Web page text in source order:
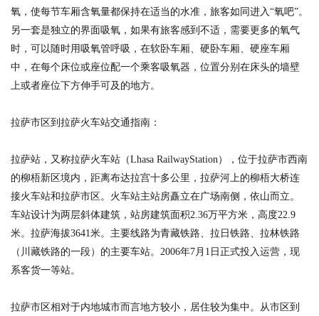
氧，使每节车厢含氧量都保持在适当的水准，旅客如同进入“氧吧”。
另一套是独立的界面吸氧，如果有旅客感到不适，需要更多的氧气
时，可以随时用吸氧管呼吸，在软卧车厢、硬卧车厢、硬座车厢
中，在每个床位或座位配一个乘客吸氧器，位置分别在床头的墙壁
上或者座位下方伸手可及的地方。
拉萨市区到拉萨火车站交通指南：
拉萨站，又称拉萨火车站（Lhasa RailwayStation），位于拉萨市西南
的柳梧新区境内，距离布达拉宫十多公里，拉萨河上的柳梧大桥连
接火车站和拉萨市区。火车站主站房矗立在广场南侧，依山而立。
车站设计为两层斜体建筑，站房建筑面积2.36万平方米，高度22.9
米。拉萨海拔3641米。主要线路为青藏铁路、拉日铁路、拉林铁路
（川藏铁路的一段）的主要车站。2006年7月1日正式投入运营，现
系客货一等站。
拉萨市区相对于内地城市而言地方较小，居住较为集中。从市区到